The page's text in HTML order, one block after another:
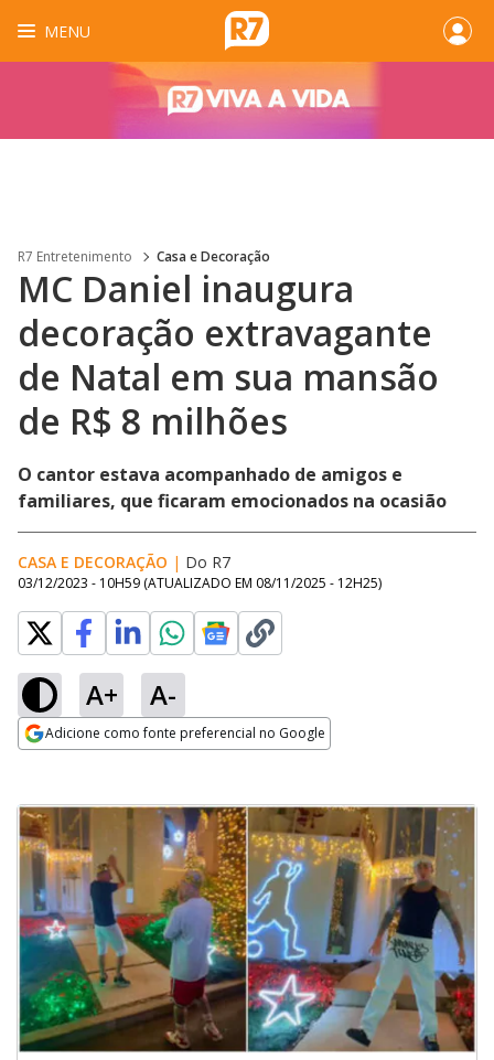
MENU
R7 Entretenimento Casa e Decoração
MC Daniel inaugura
decoração extravagante
de Natal em sua mansão
de R$ 8 milhões
O cantor estava acompanhado de amigos e
familiares, que ficaram emocionados na ocasião
CASA E DECORAÇÃO | Do R7
03/12/2023 - 10H59 (ATUALIZADO EM 08/11/2025 - 12H25)
A+ A-
Adicione como fonte preferencial no Google